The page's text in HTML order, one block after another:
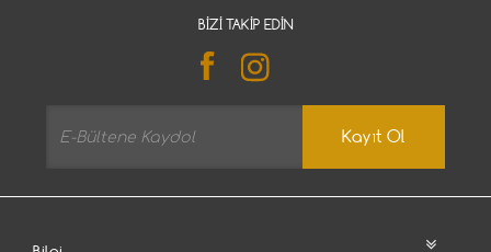
BIZI TAKIP EDIN
Kayıt Ol